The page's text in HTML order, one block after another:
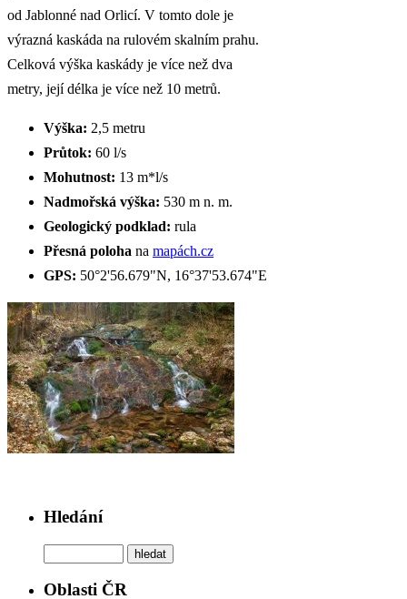
od Jablonné nad Orlicí. V tomto dole je
výrazná kaskáda na rulovém skalním prahu.
Celková výška kaskády je více než dva
metry, její délka je více než 10 metrů.
Výška: 2,5 metru
Průtok: 60 l/s
Mohutnost: 13 m*l/s
Nadmořská výška: 530 m n. m.
Geologický podklad: rula
Přesná poloha na mapách.cz
GPS: 50°2'56.679"N, 16°37'53.674"E
Hledání
Oblasti ČR